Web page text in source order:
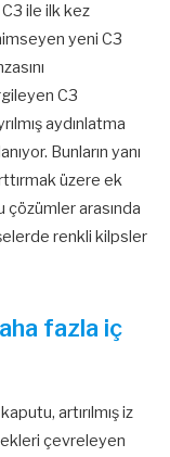
ile ilk kez
yeni C3
C3
aydınlatma
Bunların yanı
üzere ek
arasında
renkli kilpsler
fazla iç
artırılmış iz
çevreleyen